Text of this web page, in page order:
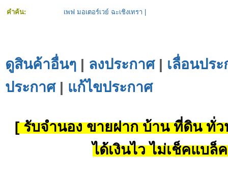
คำค้น: เพฟ มอเตอร์เวย์ ฉะเชิงเทรา
ดูสินค้าอื่นๆ | ลงประกาศ| เลื่อนปร
ประกาศ| แก้ไขประกาศ
[ รับจำนอง ขายฝาก บ้าน ที่ดิน ทั่ว
ได้เงินไว ไม่เช็คแบล็